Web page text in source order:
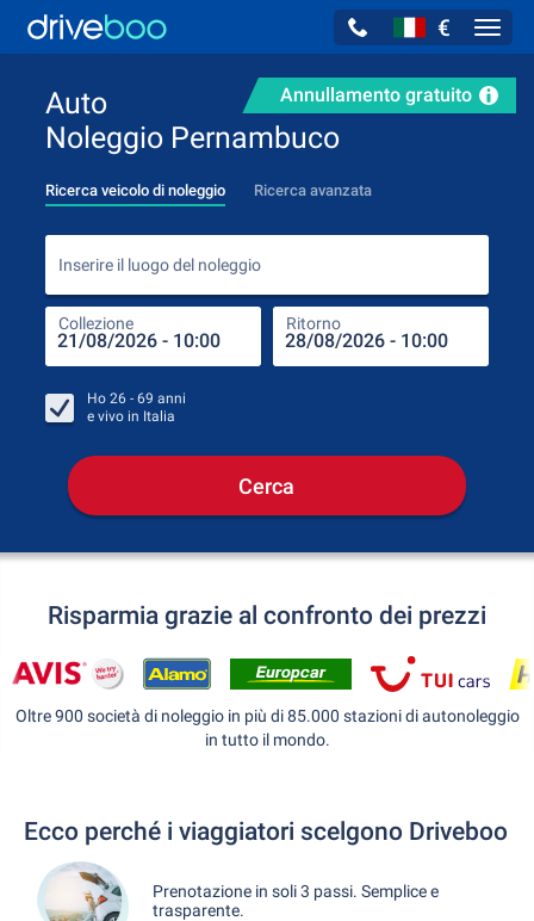
€
Annullamento gratuito
Auto
Noleggio Pernambuco
Ricerca veicolo di noleggio Ricerca avanzata
Inserire il luogo del noleggio
Collezione Ritorno
Ho 26 - 69 anni
e vivo in Italia
Cerca
Risparmia grazie al confronto dei prezzi
Oltre 900 società di noleggio in più di 85.000 stazioni di autonoleggio
in tutto il mondo.
Ecco perché i viaggiatori scelgono Driveboo
Prenotazione in soli 3 passi. Semplice e
trasparente.